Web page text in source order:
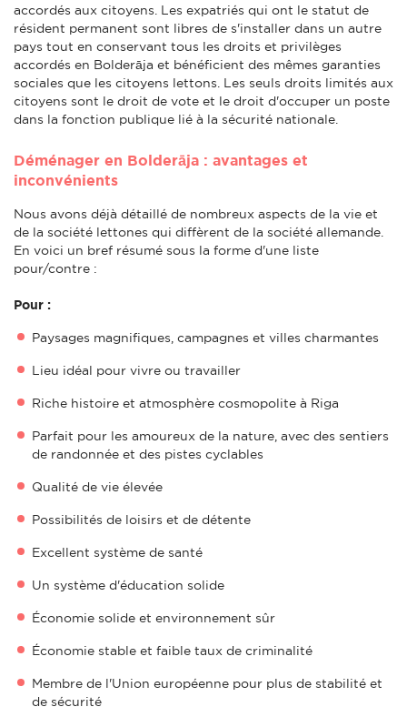
accordés aux citoyens. Les expatriés qui ont le statut de
résident permanent sont libres de s'installer dans un autre
pays tout en conservant tous les droits et privilèges
accordés en Bolderāja et bénéficient des mêmes garanties
sociales que les citoyens lettons. Les seuls droits limités aux
citoyens sont le droit de vote et le droit d'occuper un poste
dans la fonction publique lié à la sécurité nationale.
Déménager en Bolderāja : avantages et
inconvénients
Nous avons déjà détaillé de nombreux aspects de la vie et
de la société lettones qui diffèrent de la société allemande.
En voici un bref résumé sous la forme d'une liste
pour/contre :
Pour :
Paysages magnifiques, campagnes et villes charmantes
Lieu idéal pour vivre ou travailler
Riche histoire et atmosphère cosmopolite à Riga
Parfait pour les amoureux de la nature, avec des sentiers
de randonnée et des pistes cyclables
Qualité de vie élevée
Possibilités de loisirs et de détente
Excellent système de santé
Un système d'éducation solide
Économie solide et environnement sûr
Économie stable et faible taux de criminalité
Membre de l'Union européenne pour plus de stabilité et
de sécurité